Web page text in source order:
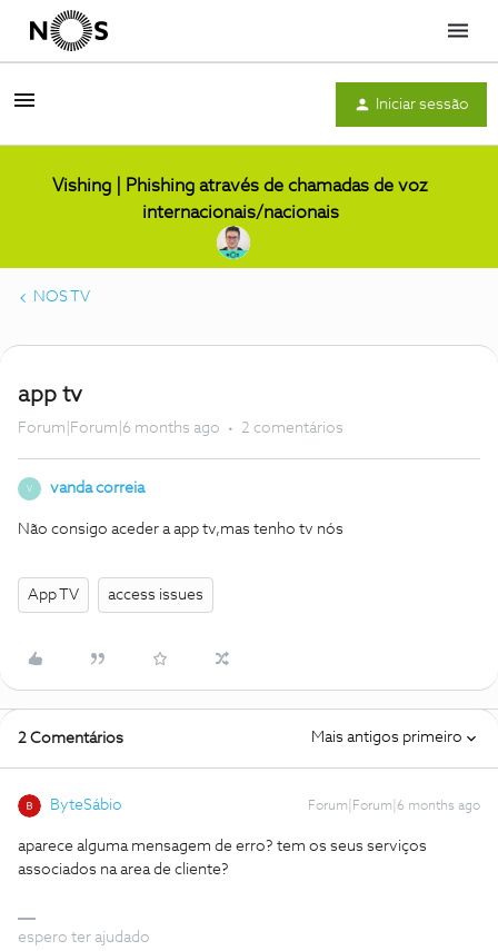
Menu
Iniciar sessão
Vishing | Phishing através de chamadas de voz
internacionais/nacionais
NOS TV
app tv
Forum|Forum|6 months ago 2 comentários
V vanda correia
Não consigo aceder a app tv,mas tenho tv nós
App TV access issues
2 Comentários Mais antigos primeiro
ByteSábio Forum|Forum|6 months ago
aparece alguma mensagem de erro? tem os seus serviços
associados na area de cliente?
espero ter ajudado